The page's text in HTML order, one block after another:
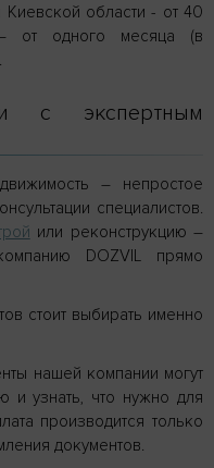
области - от 40
от одного месяца (в
с экспертным
– непростое
специалистов.
или реконструкцию –
DOZVIL прямо
стоит выбирать именно
нашей компании могут
и узнать, что нужно для
производится только
документов.